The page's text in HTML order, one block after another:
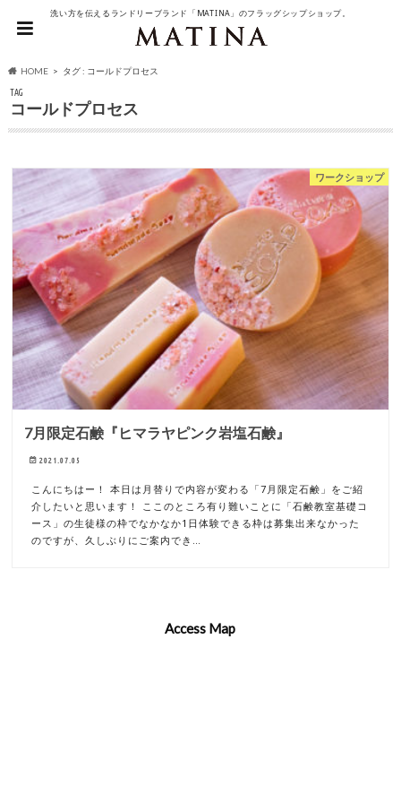
洗い方を伝えるランドリーブランド「MATINA」のフラッグシップショップ。
HOME タグ : コールドプロセス
TAG
コールドプロセス
ワークショップ
7月限定石鹸『ヒマラヤピンク岩塩石鹸』
2021.07.05
こんにちはー！ 本日は月替りで内容が変わる「7月限定石鹸」をご紹
介したいと思います！ ここのところ有り難いことに「石鹸教室基礎コ
ース」の生徒様の枠でなかなか1日体験できる枠は募集出来なかった
のですが、久しぶりにご案内でき…
Access Map